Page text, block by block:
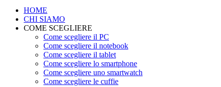
HOME
CHI SIAMO
COME SCEGLIERE
Come scegliere il PC
Come scegliere il notebook
Come scegliere il tablet
Come scegliere lo smartphone
Come scegliere uno smartwatch
Come scegliere le cuffie